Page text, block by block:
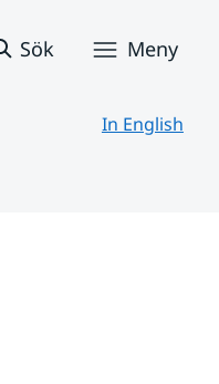
Sök Meny
In English